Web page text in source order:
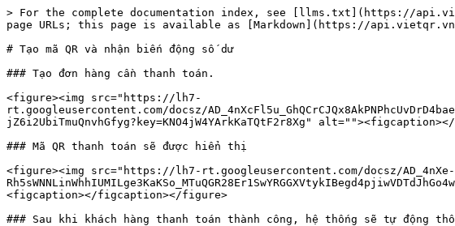
> For the complete documentation index, see [llms.txt](https://
page URLs; this page is available as [Markdown](https://
# Tạo mã QR và nhận biến động số dư
### Tạo đơn hàng cần thanh toán.
<figure><img src="https://lh7-
rt.googleusercontent.com/docsz/
jZ6i2UbiTmuQnvhGfyg?key=KNO4jW4YArkKaTQtF2r8Xg"
### Mã QR thanh toán sẽ được hiển thị
<figure><img src="https://lh7-rt.googleusercontent.com/docsz/AD_4nXe-
<figcaption></figcaption></figure>
### Sau khi khách hàng thanh toán thành công, hệ thống sẽ tự động